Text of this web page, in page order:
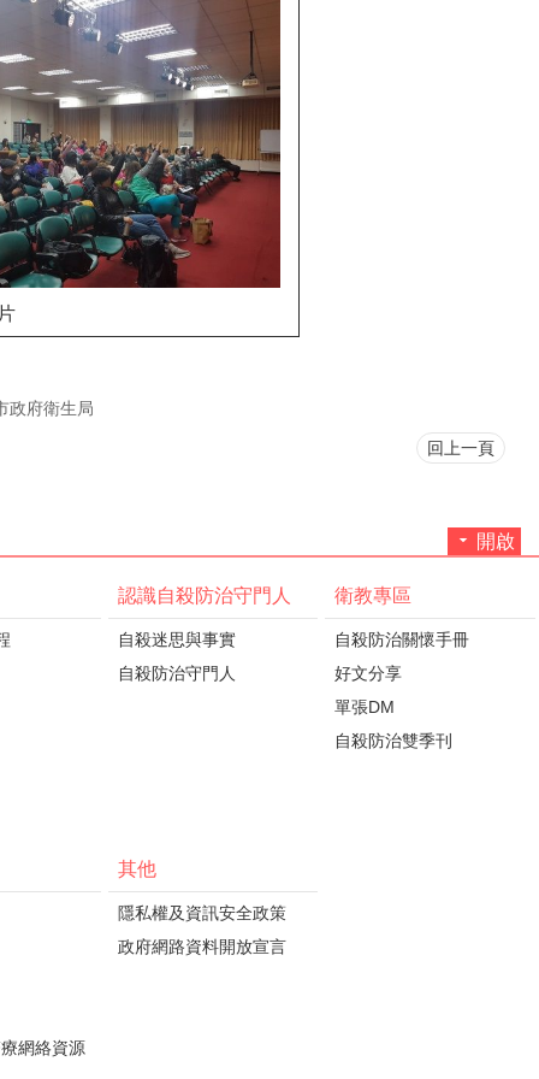
政府衛生局
回上一頁
開啟
認識自殺防治守門人
自殺迷思與事實
自殺防治守門人
衛教專區
自殺防治關懷手冊
好文分享
單張DM
自殺防治雙季刊
網絡資源
其他
隱私權及資訊安全政策
政府網路資料開放宣言